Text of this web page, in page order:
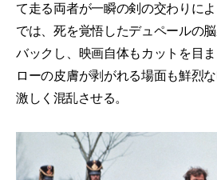
て走る両者が一瞬の剣の交わりに
では、死を覚悟したデュペールの
バックし、映画自体もカットを目
ローの皮膚が剥がれる場面も鮮烈
激しく混乱させる。